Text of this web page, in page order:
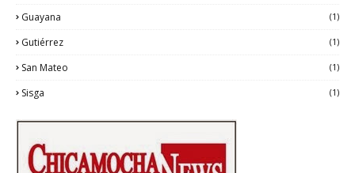
Guayana (1)
Gutiérrez (1)
San Mateo (1)
Sisga (1)